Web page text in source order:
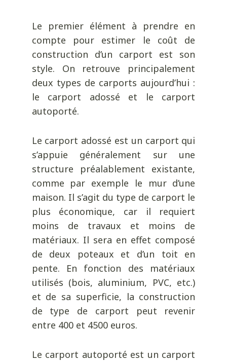
Le premier élément à prendre en
compte pour estimer le coût de
construction d’un carport est son
style. On retrouve principalement
deux types de carports aujourd’hui :
le carport adossé et le carport
autoporté.
Le carport adossé est un carport qui
s’appuie généralement sur une
structure préalablement existante,
comme par exemple le mur d’une
maison. Il s’agit du type de carport le
plus économique, car il requiert
moins de travaux et moins de
matériaux. Il sera en effet composé
de deux poteaux et d’un toit en
pente. En fonction des matériaux
utilisés (bois, aluminium, PVC, etc.)
et de sa superficie, la construction
de type de carport peut revenir
entre 400 et 4500 euros.
Le carport autoporté est un carport